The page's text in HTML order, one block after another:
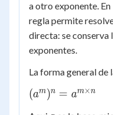
a otro exponente.
regla permite
directa: se conserva
exponentes.
La forma general de
(a^{m})^{n}
(am )n = am×n